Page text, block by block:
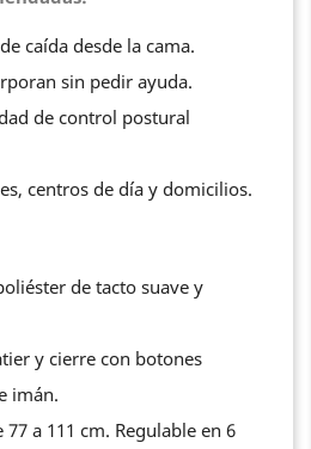
caída desde la cama.
sin pedir ayuda.
de control postural
centros de día y domicilios.
de tacto suave y
y cierre con botones
imán.
a 111 cm. Regulable en 6